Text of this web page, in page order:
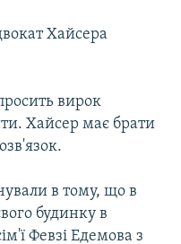
Хайсера
вирок
Хайсер має брати
в тому, що в
будинку в
Февзі Едемова з